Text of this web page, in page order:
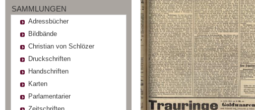
SAMMLUNGEN
Adressbücher
Bildbände
Christian von Schlözer
Druckschriften
Handschriften
Karten
Parlamentarier
Zeitschriften